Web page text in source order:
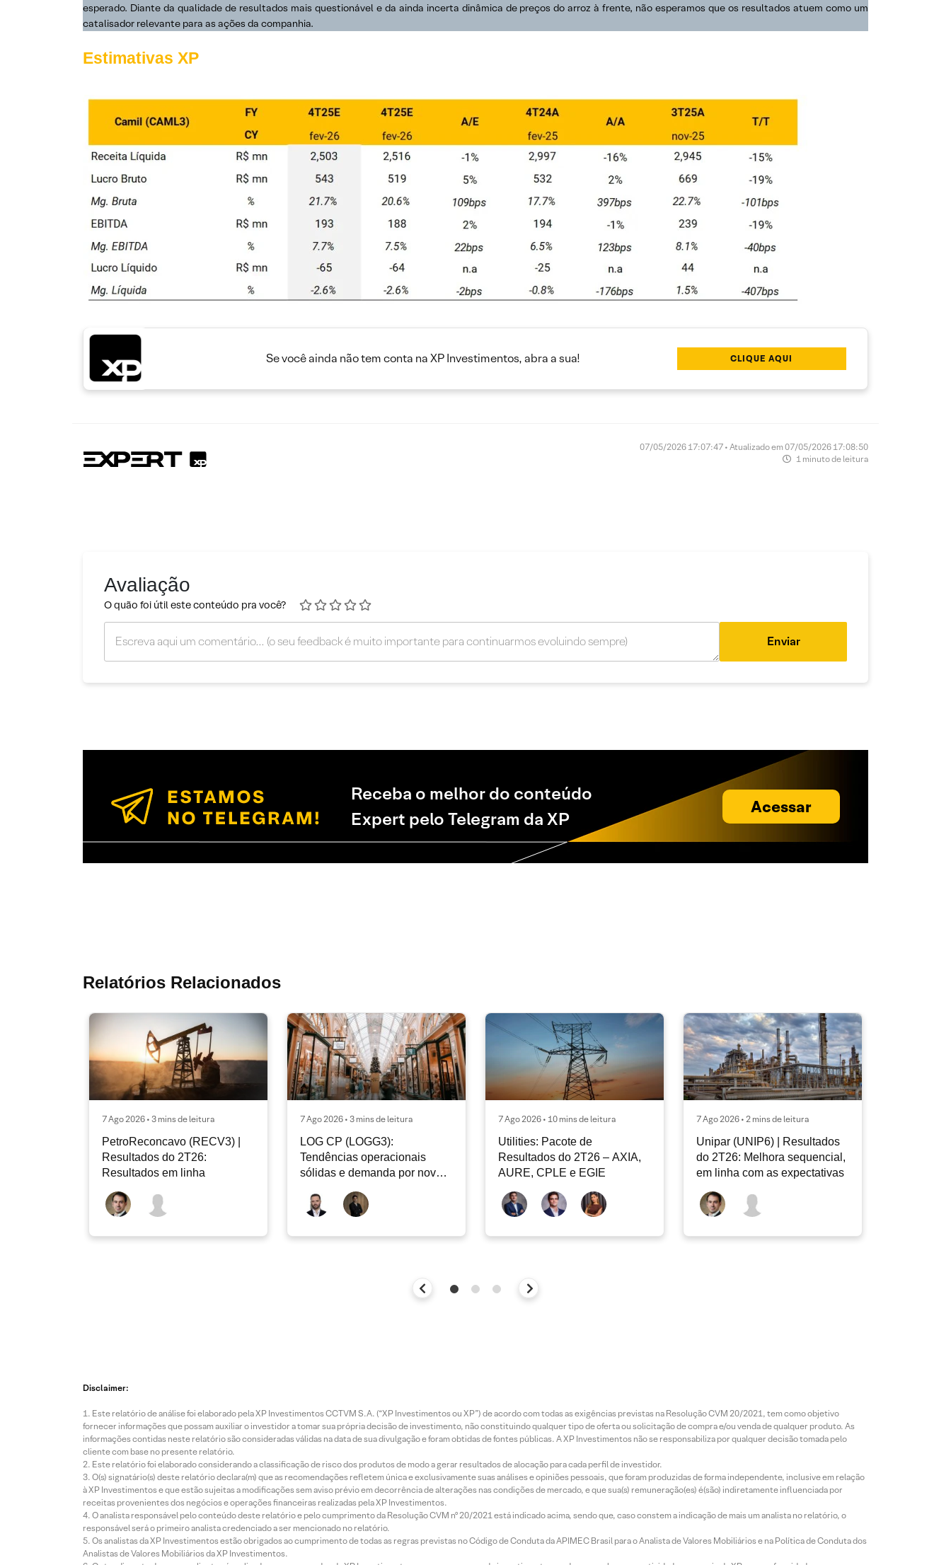
esperado. Diante da qualidade de resultados mais questionável e da ainda incerta dinâmica de preços do arroz à frente, não esperamos que os resultados atuem como um
catalisador relevante para as ações da companhia.
Estimativas XP
Se você ainda não tem conta na XP Investimentos, abra a sua! CLIQUE AQUI
07/05/2026 17:07:47 • Atualizado em 07/05/2026 17:08:50
1 minuto de leitura
Avaliação
O quão foi útil este conteúdo pra você?
Enviar
Receba o melhor do conteúdo
Expert pelo Telegram da XP
Acessar
Relatórios Relacionados
7 Ago 2026 • 3 mins de leitura
PetroReconcavo (RECV3) |
Resultados do 2T26:
Resultados em linha
7 Ago 2026 • 3 mins de leitura
LOG CP (LOGG3):
Tendências operacionais
sólidas e demanda por nova
reciclagem de ativos
7 Ago 2026 • 10 mins de leitura
Utilities: Pacote de
Resultados do 2T26 – AXIA,
AURE, CPLE e EGIE
7 Ago 2026 • 2 mins de leitura
Unipar (UNIP6) | Resultados
do 2T26: Melhora sequencial,
em linha com as expectativas
Disclaimer:
Este relatório de análise foi elaborado pela XP Investimentos CCTVM S.A. (“XP Investimentos ou XP”) de acordo com todas as exigências previstas na Resolução CVM 20/2021, tem como objetivo
fornecer informações que possam auxiliar o investidor a tomar sua própria decisão de investimento, não constituindo qualquer tipo de oferta ou solicitação de compra e/ou venda de qualquer produto. As
informações contidas neste relatório são consideradas válidas na data de sua divulgação e foram obtidas de fontes públicas. A XP Investimentos não se responsabiliza por qualquer decisão tomada pelo
cliente com base no presente relatório.
Este relatório foi elaborado considerando a classificação de risco dos produtos de modo a gerar resultados de alocação para cada perfil de investidor.
O(s) signatário(s) deste relatório declara(m) que as recomendações refletem única e exclusivamente suas análises e opiniões pessoais, que foram produzidas de forma independente, inclusive em relação
à XP Investimentos e que estão sujeitas a modificações sem aviso prévio em decorrência de alterações nas condições de mercado, e que sua(s) remuneração(es) é(são) indiretamente influenciada por
receitas provenientes dos negócios e operações financeiras realizadas pela XP Investimentos.
O analista responsável pelo conteúdo deste relatório e pelo cumprimento da Resolução CVM nº 20/2021 está indicado acima, sendo que, caso constem a indicação de mais um analista no relatório, o
responsável será o primeiro analista credenciado a ser mencionado no relatório.
Os analistas da XP Investimentos estão obrigados ao cumprimento de todas as regras previstas no Código de Conduta da APIMEC Brasil para o Analista de Valores Mobiliários e na Política de Conduta dos
Analistas de Valores Mobiliários da XP Investimentos.